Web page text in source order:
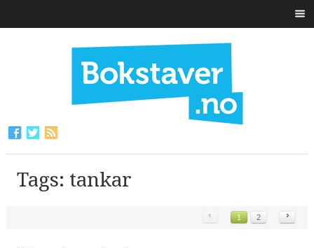
Tags: tankar
‹ 1 2 ›